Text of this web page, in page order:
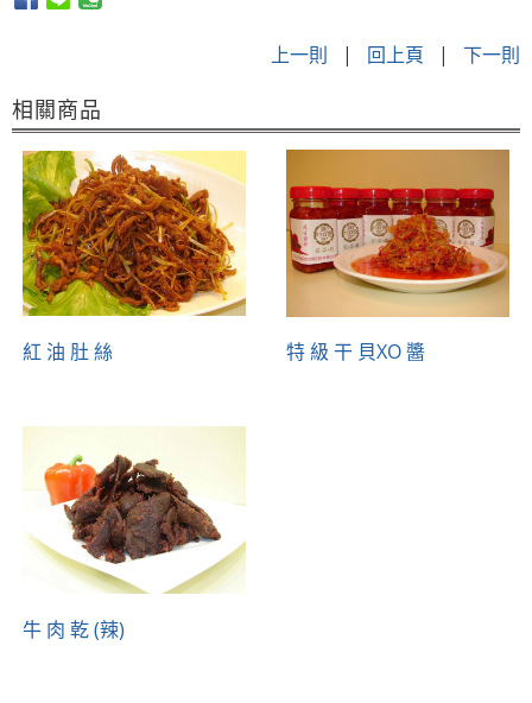
上一則 | 回上頁 | 下一則
相關商品
紅 油 肚 絲 特 級 干 貝XO 醬
牛 肉 乾 (辣)